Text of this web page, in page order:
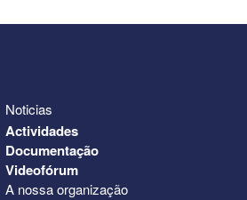
Noticias
Actividades
Documentação
Videofórum
A nossa organização